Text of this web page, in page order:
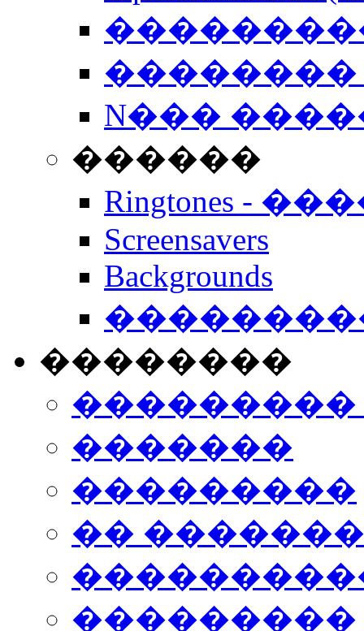
��������
N���
������
Ringtones -
Screensavers
Backgrounds
��������
���������
�������
���������
��
���������